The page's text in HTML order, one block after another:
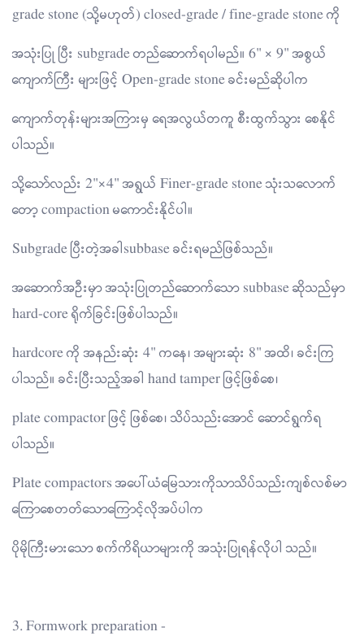
grade stone (သို့မဟုတ်) closed-grade / fine-grade stone ကို
အသုံးပြု ပြီး subgrade တည်ဆောက်ရပါမည်။ 6" × 9" အစွယ်
ကျောက်ကြီး များဖြင့် Open-grade stone ခင်းမည်ဆိုပါက
ကျောက်တုန်းများအကြားမှ ရေအလွယ်တကူ စီးထွက်သွား စေနိုင်
ပါသည်။
သို့သော်လည်း 2"×4" အရွယ် Finer-grade stone သုံးသလောက်
တော့ compaction မကောင်းနိုင်ပါ။
Subgrade ပြီးတဲ့အခါsubbase ခင်းရမည်ဖြစ်သည်။
အဆောက်အဦးမှာ အသုံးပြုတည်ဆောက်သော subbase ဆိုသည်မှာ
hard-core ရိုက်ခြင်းဖြစ်ပါသည်။
hardcore ကို အနည်းဆုံး 4" ကနေ၊ အများဆုံး 8" အထိ၊ ခင်းကြ
ပါသည်။ ခင်းပြီးသည့်အခါ hand tamper ဖြင့်ဖြစ်စေ၊
plate compactor ဖြင့် ဖြစ်စေ၊ သိပ်သည်းအောင် ဆောင်ရွက်ရ
ပါသည်။
Plate compactors အပေါ်ယံမြေသားကိုသာသိပ်သည်းကျစ်လစ်မာ
ကြောစေတတ်သောကြောင့်လိုအပ်ပါက
ပိုမိုကြီးမားသော စက်ကိရိယာများကို အသုံးပြုရန်လိုပါ သည်။
3. Formwork preparation -